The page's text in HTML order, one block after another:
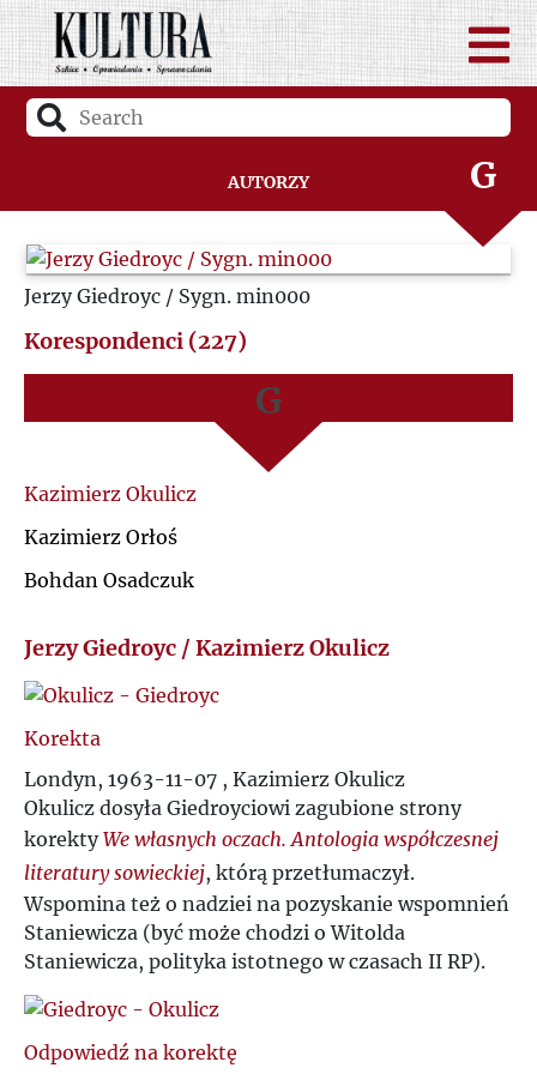
Autorzy
D
F
G
H
J
P
Q
R
Jerzy Giedroyc / Sygn. min000
Korespondenci (227)
A
B
C
D
G
H
K
Ł
M
N
Kazimierz Orłoś
Bohdan Osadczuk
Jerzy Giedroyc / Kazimierz Okulicz
Korekta
Londyn, 1963-11-07 , Kazimierz Okulicz
Okulicz dosyła Giedroyciowi zagubione strony
korektyWe własnych oczach. Antologia współczesnej
literatury sowieckiej, którą przetłumaczył.
Wspomina też o nadziei na pozyskanie wspomnień
Staniewicza (być może chodzi o Witolda
Staniewicza, polityka istotnego w czasach II RP).
Odpowiedź na korektę